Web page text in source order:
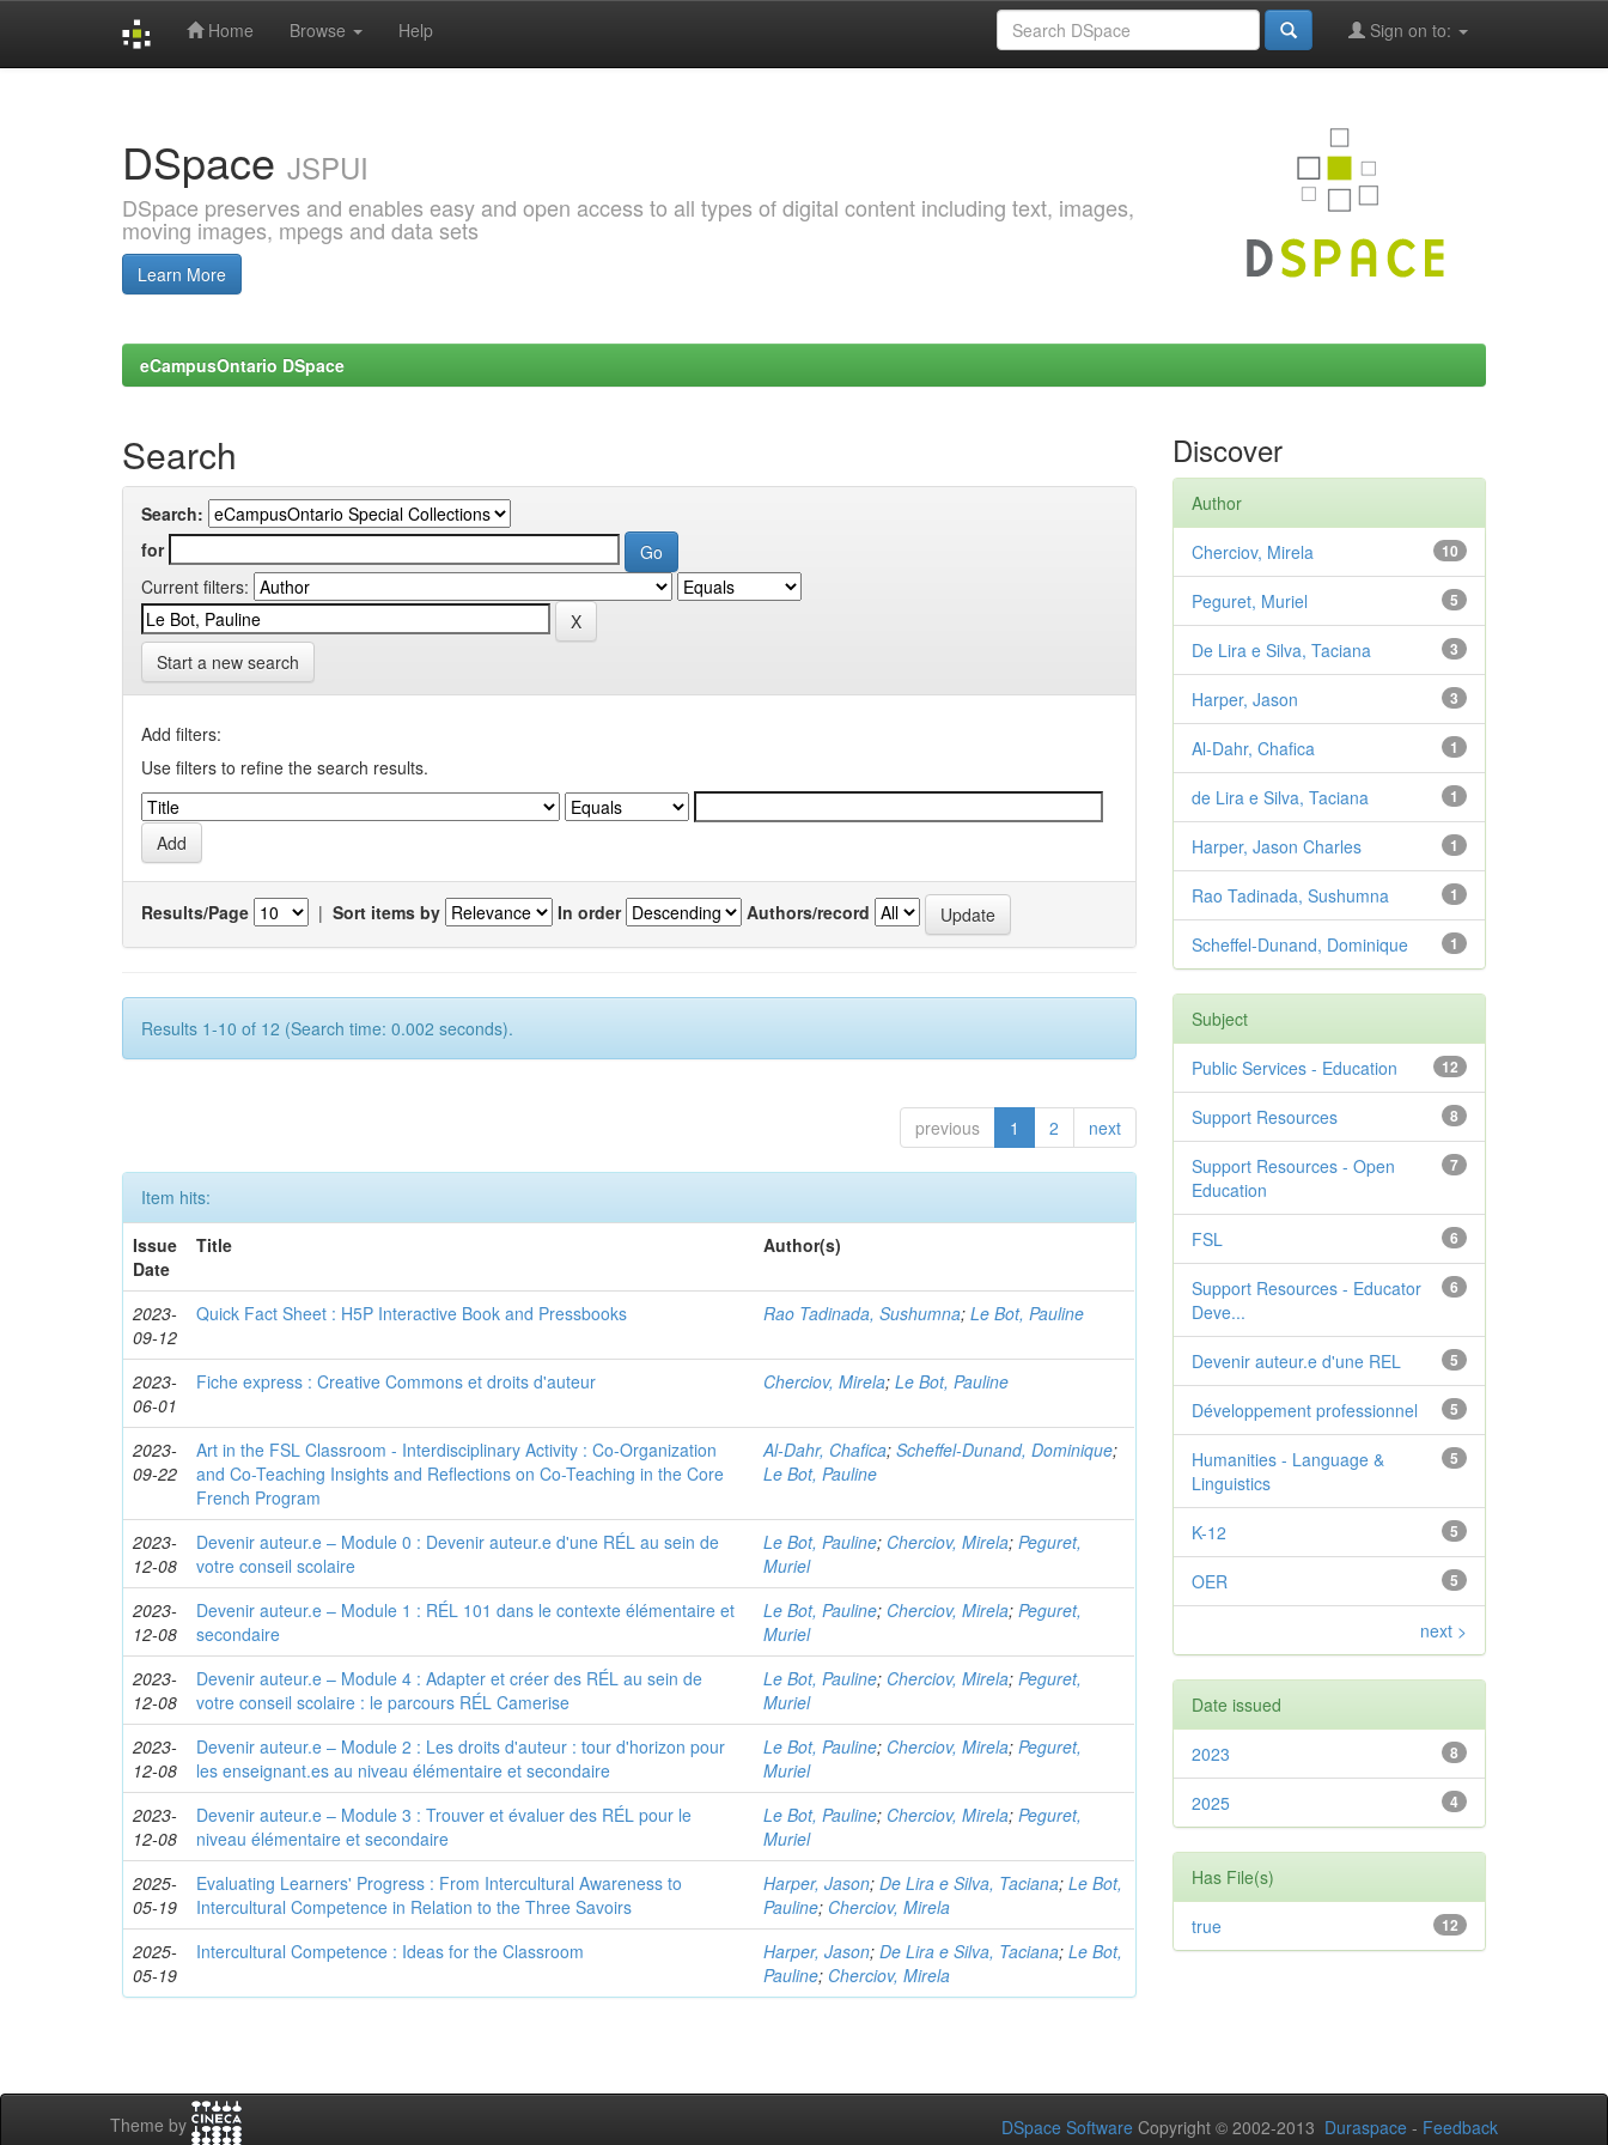
Home Browse Help Sign on to:
DSpace JSPUI
DSpace preserves and enables easy and open access to all types of digital content including text, images,
moving images, mpegs and data sets
Learn More
eCampusOntario DSpace
Search
Search:
for
Current filters:
Start a new search
Add filters:
Use filters to refine the search results.
Results/Page | Sort items by In order Authors/record
Results 1-10 of 12 (Search time: 0.002 seconds).
previous 1 2 next
Item hits:
Issue
Date
Title Author(s)
2023-
09-12
Quick Fact Sheet : H5P Interactive Book and Pressbooks Rao Tadinada, Sushumna;Le Bot, Pauline
2023-
06-01
Fiche express : Creative Commons et droits d'auteur Cherciov, Mirela;Le Bot, Pauline
2023-
09-22
Art in the FSL Classroom - Interdisciplinary Activity : Co-Organization
and Co-Teaching Insights and Reflections on Co-Teaching in the Core
French Program
Al-Dahr, Chafica;Scheffel-Dunand, Dominique;
Le Bot, Pauline
2023-
12-08
Devenir auteur.e – Module 0 : Devenir auteur.e d'une RÉL au sein de
votre conseil scolaire
Le Bot, Pauline; Cherciov, Mirela;Peguret,
Muriel
2023-
12-08
Devenir auteur.e – Module 1 : RÉL 101 dans le contexte élémentaire et
secondaire
Le Bot, Pauline; Cherciov, Mirela;Peguret,
Muriel
2023-
12-08
Devenir auteur.e – Module 4 : Adapter et créer des RÉL au sein de
votre conseil scolaire : le parcours RÉL Camerise
Le Bot, Pauline; Cherciov, Mirela;Peguret,
Muriel
2023-
12-08
Devenir auteur.e – Module 2 : Les droits d'auteur : tour d'horizon pour
les enseignant.es au niveau élémentaire et secondaire
Le Bot, Pauline; Cherciov, Mirela;Peguret,
Muriel
2023-
12-08
Devenir auteur.e – Module 3 : Trouver et évaluer des RÉL pour le
niveau élémentaire et secondaire
Le Bot, Pauline; Cherciov, Mirela;Peguret,
Muriel
2025-
05-19
Evaluating Learners' Progress : From Intercultural Awareness to
Intercultural Competence in Relation to the Three Savoirs
Harper, Jason;De Lira e Silva, Taciana;Le Bot,
Pauline; Cherciov, Mirela
2025-
05-19
Intercultural Competence : Ideas for the Classroom Harper, Jason;De Lira e Silva, Taciana;Le Bot,
Pauline; Cherciov, Mirela
Discover
Author
10
Cherciov, Mirela
5
Peguret, Muriel
3
De Lira e Silva, Taciana
3
Harper, Jason
1
Al-Dahr, Chafica
1
de Lira e Silva, Taciana
1
Harper, Jason Charles
1
Rao Tadinada, Sushumna
1
Scheffel-Dunand, Dominique
Subject
12
Public Services - Education
8
Support Resources
7
Support Resources - Open
Education
6
FSL
6
Support Resources - Educator
Deve...
5
Devenir auteur.e d'une REL
5
Développement professionnel
5
Humanities - Language &
Linguistics
5
K-12
5
OER
next >
Date issued
8
2023
4
2025
Has File(s)
12
true
Theme by DSpace Software Copyright © 2002-2013 Duraspace - Feedback